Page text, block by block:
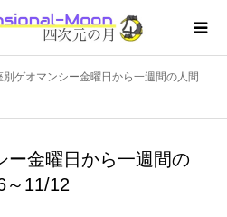
別ゲオマンシー金曜日から一週間の人間
ー金曜日から一週間の
11/12